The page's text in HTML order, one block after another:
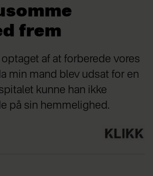
frem
af at forberede vores
min mand blev udsat for en
kunne han ikke
på sin hemmelighed.